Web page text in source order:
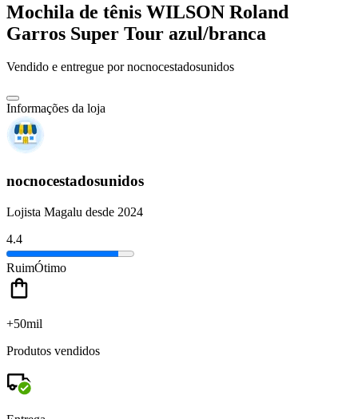
Mochila de tênis WILSON Roland
Garros Super Tour azul/branca
Vendido e entregue por nocnocestadosunidos
Informações da loja
nocnocestadosunidos
Lojista Magalu desde 2024
4.4
RuimÓtimo
+50mil
Produtos vendidos